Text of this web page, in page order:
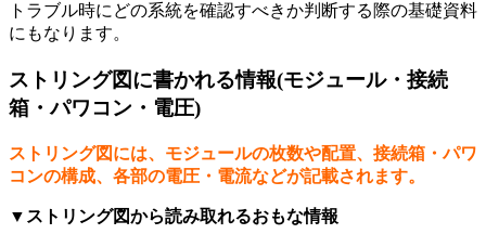
トラブル時にどの系統を確認すべきか判断する際の基礎資料
にもなります。
ストリング図に書かれる情報(モジュール・接続
箱・パワコン・電圧)
ストリング図には、モジュールの枚数や配置、接続箱・パワ
コンの構成、各部の電圧・電流などが記載されます。
▼ストリング図から読み取れるおもな情報